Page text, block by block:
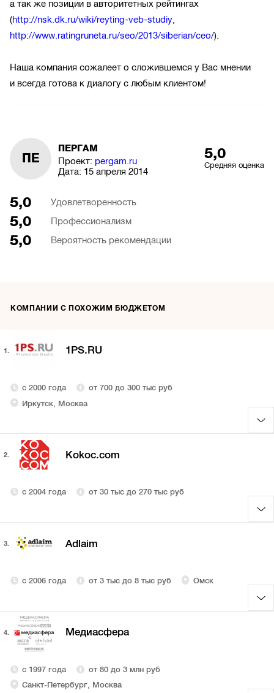
а так же позиции в авторитетных рейтингах
(http://nsk.dk.ru/wiki/reyting-veb-studiy,
http://www.ratingruneta.ru/seo/2013/siberian/ceo/).
Наша компания сожалеет о сложившемся у Вас мнении
и всегда готова к диалогу с любым клиентом!
ПЕ
ПЕРГАМ
Проект: pergam.ru
Дата: 15 апреля 2014
5,0
Средняя оценка
5,0 Удовлетворенность
5,0 Профессионализм
5,0 Вероятность рекомендации
КОМПАНИИ С ПОХОЖИМ БЮДЖЕТОМ
1. 1PS.RU
с 2000 года
от 700 до 300 тыс руб
Иркутск, Москва
2. Kokoc.com
с 2004 года от 30 тыс до 270 тыс руб
3. Adlaim
с 2006 года от 3 тыс до 8 тыс руб Омск
4. Медиасфера
с 1997 года
от 80 до 3 млн руб
Санкт-Петербург, Москва